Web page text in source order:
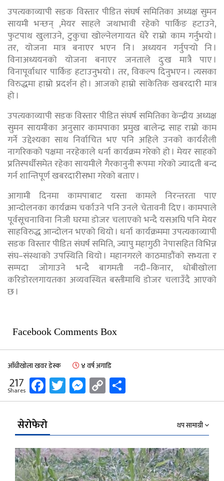
उपत्यकाव्यापी सडक विस्तार पीडित संघर्ष समितिका अध्यक्ष सुमन
सायमी भन्छन् ,मेयर साहले जथाभावी रहेको पार्किङ हटाउने,
फुटपाथ खुलाउने, टुकुचा खोल्नेलगायत धेरै राम्रो काम गर्नुभयो ।
तर, योजना मात्र बनाएर भएन नि । अध्ययन गर्नुपर्‍यो नि ।
विनाअध्ययनको योजना बनाएर जनताले दुःख मात्रै पाए ।
विनापूर्वाधार पार्किङ हटाउनुभयो । तर, विकल्प दिनुभएन । त्यसका
विरुद्धमा हाम्रो प्रदर्शन हो । आजको हाम्रो सांकेतिक खबरदारी मात्र
हो ।
उपत्यकाव्यापी सडक विस्तार पीडित संघर्ष समितिका केन्द्रीय अध्यक्ष
सुमन सायमीका अनुसार कामपाका प्रमुख बालेन्द्र साह राम्रो काम
गर्ने उद्देश्यका साथ निर्वाचित भए पनि अहिले उनको कार्यशैली
नागरिकको पक्षमा नरहेकाले धर्ना कार्यक्रम गरेको हो । मेयर साहको
प्रतिस्पर्धीसमेत रहेका सायमीले गैरकानुनी रूपमा गरेको ज्यादती बन्द
गर्न शान्तिपूर्ण खबरदारीसभा गरेको बताए ।
आगामी दिनमा कामपाबाट यस्ता कामले निरन्तरता पाए
आन्दोलनका कार्यक्रम चर्काउने पनि उनले चेतावनी दिए । कामपाले
पूर्वसूचनाविना निजी घरमा डोजर चलाएको भन्दै यसअघि पनि मेयर
साहविरुद्ध आन्दोलन भएको थियो । धर्ना कार्यक्रममा उपत्यकाव्यापी
सडक विस्तार पीडित संघर्ष समिति, ज्यापु महागुठी नेपासहित विभिन्न
संघ–संस्थाको उपस्थिति थियो । महानगरले काठमाडौंको सभ्यता र
सम्पदा जोगाउने भन्दै बागमती नदी–किनार, धोबीखोला
करिडोरलगायतका अव्यवस्थित बस्तीमाथि डोजर चलाउँदै आएको
छ ।
Facebook Comments Box
आँधीखोला खवर डेस्क ४ वर्ष अगाडि
217
Shares Facebook
Twitter
Messenger
Copy
Link
सेरोफेरो थप सामाग्री